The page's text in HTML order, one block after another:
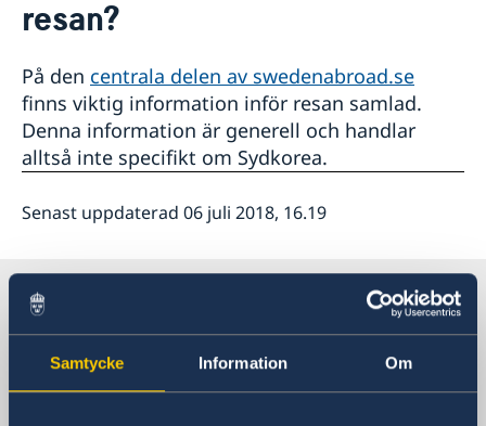
Samtycke Information Om
Svenska föreningar
Om oss
Ambassadens personal
Ambassadör
Ambassadens presskontakt
Kontoret för innovation och forskning (OSI)
Så stöttar vi svenska företag
Vi är en resurs för svenska företag
Team Sweden i Korea
Så kan du få stöd
Svenska företag i Sydkorea
resan?
På den centrala delen av swedenabroad.se
finns viktig information inför resan samlad.
Denna information är generell och handlar
alltså inte specifikt om Sydkorea.
Senast uppdaterad 06 juli 2018, 16.19
Sverige i Sydkorea
Sveriges ambassad